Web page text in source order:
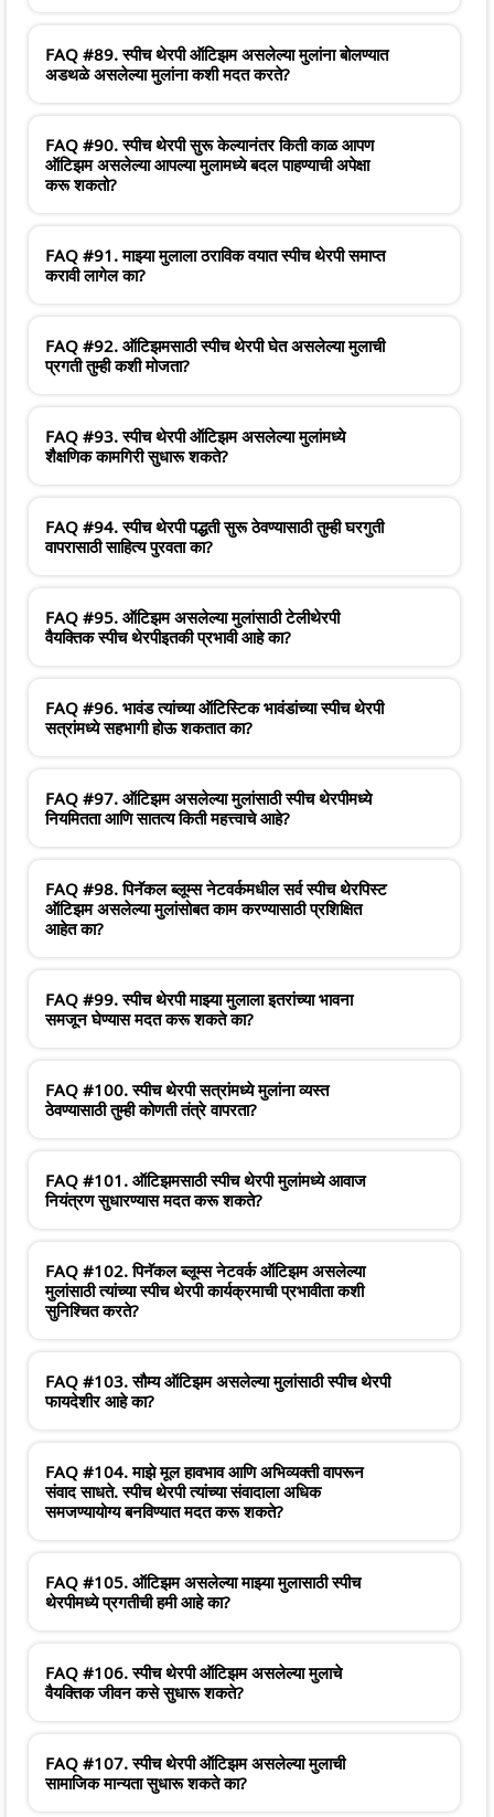
FAQ #89. स्पीच थेरपी ऑटिझम असलेल्या मुलांना बोलण्यात
अडथळे असलेल्या मुलांना कशी मदत करते?
FAQ #90. स्पीच थेरपी सुरू केल्यानंतर किती काळ आपण
ऑटिझम असलेल्या आपल्या मुलामध्ये बदल पाहण्याची अपेक्षा
करू शकतो?
FAQ #91. माझ्या मुलाला ठराविक वयात स्पीच थेरपी समाप्त
करावी लागेल का?
FAQ #92. ऑटिझमसाठी स्पीच थेरपी घेत असलेल्या मुलाची
प्रगती तुम्ही कशी मोजता?
FAQ #93. स्पीच थेरपी ऑटिझम असलेल्या मुलांमध्ये
शैक्षणिक कामगिरी सुधारू शकते?
FAQ #94. स्पीच थेरपी पद्धती सुरू ठेवण्यासाठी तुम्ही घरगुती
वापरासाठी साहित्य पुरवता का?
FAQ #95. ऑटिझम असलेल्या मुलांसाठी टेलीथेरपी
वैयक्तिक स्पीच थेरपीइतकी प्रभावी आहे का?
FAQ #96. भावंड त्यांच्या ऑटिस्टिक भावंडांच्या स्पीच थेरपी
सत्रांमध्ये सहभागी होऊ शकतात का?
FAQ #97. ऑटिझम असलेल्या मुलांसाठी स्पीच थेरपीमध्ये
नियमितता आणि सातत्य किती महत्त्वाचे आहे?
FAQ #98. पिनॅकल ब्लूम्स नेटवर्कमधील सर्व स्पीच थेरपिस्ट
ऑटिझम असलेल्या मुलांसोबत काम करण्यासाठी प्रशिक्षित
आहेत का?
FAQ #99. स्पीच थेरपी माझ्या मुलाला इतरांच्या भावना
समजून घेण्यास मदत करू शकते का?
FAQ #100. स्पीच थेरपी सत्रांमध्ये मुलांना व्यस्त
ठेवण्यासाठी तुम्ही कोणती तंत्रे वापरता?
FAQ #101. ऑटिझमसाठी स्पीच थेरपी मुलांमध्ये आवाज
नियंत्रण सुधारण्यास मदत करू शकते?
FAQ #102. पिनॅकल ब्लूम्स नेटवर्क ऑटिझम असलेल्या
मुलांसाठी त्यांच्या स्पीच थेरपी कार्यक्रमाची प्रभावीता कशी
सुनिश्चित करते?
FAQ #103. सौम्य ऑटिझम असलेल्या मुलांसाठी स्पीच थेरपी
फायदेशीर आहे का?
FAQ #104. माझे मूल हावभाव आणि अभिव्यक्ती वापरून
संवाद साधते. स्पीच थेरपी त्यांच्या संवादाला अधिक
समजण्यायोग्य बनविण्यात मदत करू शकते?
FAQ #105. ऑटिझम असलेल्या माझ्या मुलासाठी स्पीच
थेरपीमध्ये प्रगतीची हमी आहे का?
FAQ #106. स्पीच थेरपी ऑटिझम असलेल्या मुलाचे
वैयक्तिक जीवन कसे सुधारू शकते?
FAQ #107. स्पीच थेरपी ऑटिझम असलेल्या मुलाची
सामाजिक मान्यता सुधारू शकते का?